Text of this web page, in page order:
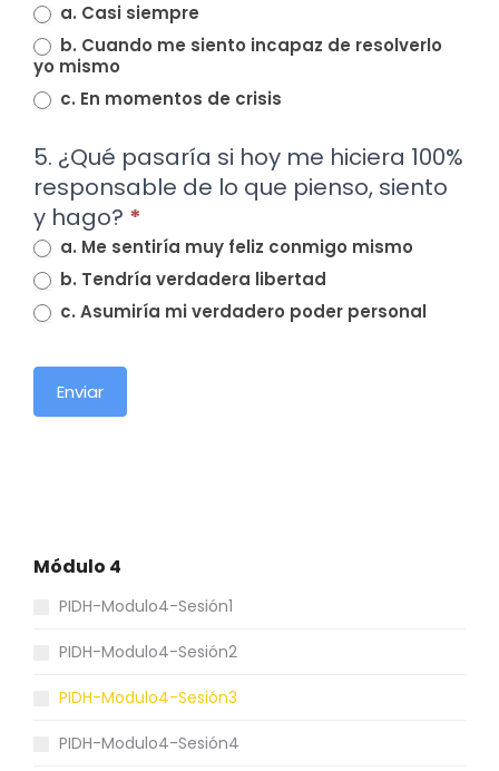
a. Casi siempre
b. Cuando me siento incapaz de resolverlo
yo mismo
c. En momentos de crisis
5. ¿Qué pasaría si hoy me hiciera 100%
responsable de lo que pienso, siento
y hago? *
a. Me sentiría muy feliz conmigo mismo
b. Tendría verdadera libertad
c. Asumiría mi verdadero poder personal
Enviar
Módulo 4
PIDH-Modulo4-Sesión1
PIDH-Modulo4-Sesión2
PIDH-Modulo4-Sesión3
PIDH-Modulo4-Sesión4